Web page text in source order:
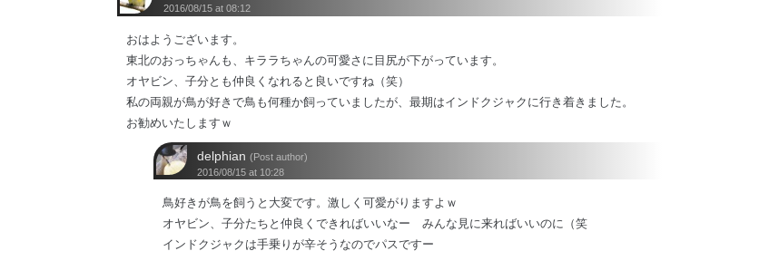
2016/08/15 at 08:12
おはようございます。
東北のおっちゃんも、キララちゃんの可愛さに目尻が下がっています。
オヤビン、子分とも仲良くなれると良いですね（笑）
私の両親が鳥が好きで鳥も何種か飼っていましたが、最期はインドクジャクに行き着きました。
お勧めいたしますｗ
delphian (Post author)
2016/08/15 at 10:28
鳥好きが鳥を飼うと大変です。激しく可愛がりますよｗ
オヤビン、子分たちと仲良くできればいいなー みんな見に来ればいいのに（笑
インドクジャクは手乗りが辛そうなのでパスですー